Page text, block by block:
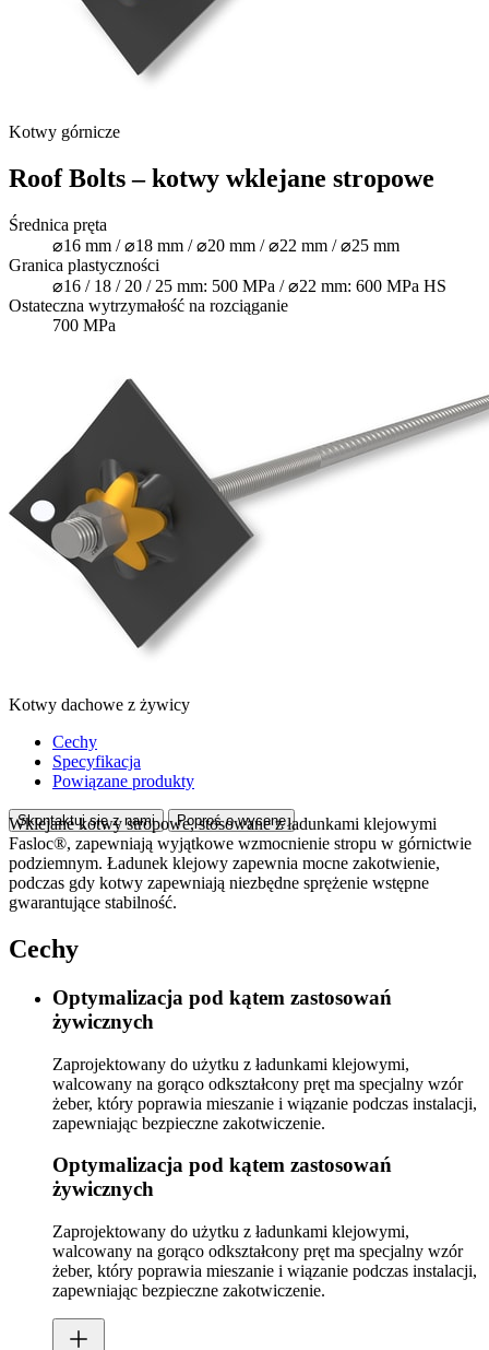
Kotwy górnicze
Roof Bolts – kotwy wklejane stropowe
Średnica pręta
⌀16 mm / ⌀18 mm / ⌀20 mm / ⌀22 mm / ⌀25 mm
Granica plastyczności
⌀16 / 18 / 20 / 25 mm: 500 MPa / ⌀22 mm: 600 MPa HS
Ostateczna wytrzymałość na rozciąganie
700 MPa
Kotwy dachowe z żywicy
Cechy
Specyfikacja
Powiązane produkty
Skontaktuj się z nami Poproś o wycenę
Wklejane kotwy stropowe, stosowane z ładunkami klejowymi
Fasloc®, zapewniają wyjątkowe wzmocnienie stropu w górnictwie
podziemnym. Ładunek klejowy zapewnia mocne zakotwienie,
podczas gdy kotwy zapewniają niezbędne sprężenie wstępne
gwarantujące stabilność.
Cechy
Optymalizacja pod kątem zastosowań
żywicznych
Zaprojektowany do użytku z ładunkami klejowymi,
walcowany na gorąco odkształcony pręt ma specjalny wzór
żeber, który poprawia mieszanie i wiązanie podczas instalacji,
zapewniając bezpieczne zakotwiczenie.
Optymalizacja pod kątem zastosowań
żywicznych
Zaprojektowany do użytku z ładunkami klejowymi,
walcowany na gorąco odkształcony pręt ma specjalny wzór
żeber, który poprawia mieszanie i wiązanie podczas instalacji,
zapewniając bezpieczne zakotwiczenie.